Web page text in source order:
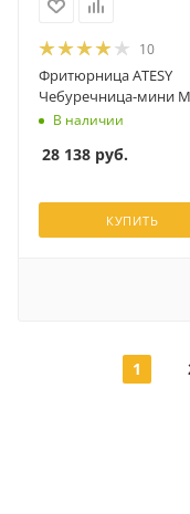
10
Фритюрница ATESY
Чебуречница-мини М
В наличии
28 138 руб.
КУПИТЬ
1